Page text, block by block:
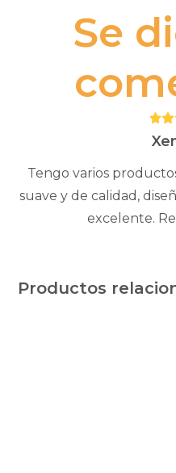
Se
5
Tengo varios
suave y de calidad,
excelente.
Productos